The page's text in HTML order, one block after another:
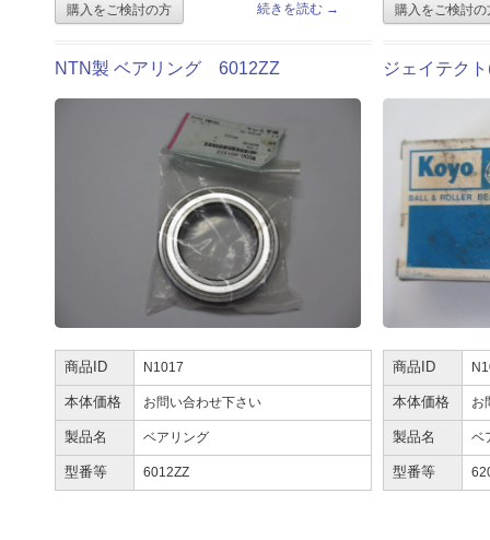
続きを読む →
NTN製 ベアリング 6012ZZ
商品ID N1017
本体価格 お問い合わせ下さい
製品名 ベアリング
型番等 6012ZZ
ジェイテク
商品ID
本体価格 お
製品名 ベ
型番等